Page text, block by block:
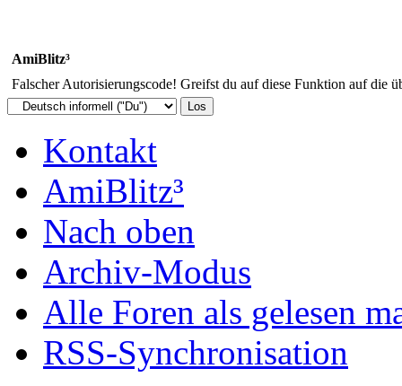
AmiBlitz³
Falscher Autorisierungscode! Greifst du auf diese Funktion auf die
Kontakt
AmiBlitz³
Nach oben
Archiv-Modus
Alle Foren als gelesen
RSS-Synchronisation